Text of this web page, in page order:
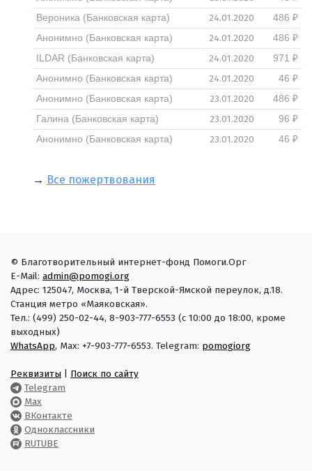
Вероника (Банковская карта)
24.01.2020
486 ₽
Анонимно (Банковская карта)
24.01.2020
486 ₽
ILDAR (Банковская карта)
24.01.2020
971 ₽
Анонимно (Банковская карта)
24.01.2020
46 ₽
Анонимно (Банковская карта)
23.01.2020
486 ₽
Галина (Банковская карта)
23.01.2020
96 ₽
Анонимно (Банковская карта)
23.01.2020 46 ₽
→ Все пожертвования
© Благотворительный интернет-фонд Помоги.Орг
E-Mail: admin@pomogi.org
Адрес: 125047, Москва, 1-й Тверской-Ямской переулок, д.18.
Станция метро «Маяковская».
Тел.: (499) 250-02-44, 8-903-777-6553 (с 10:00 до 18:00, кроме
выходных)
WhatsApp, Max: +7-903-777-6553. Telegram: pomogiorg
Реквизиты
Поиск по сайту
Telegram
Max
ВКонтакте
Одноклассники
RUTUBE